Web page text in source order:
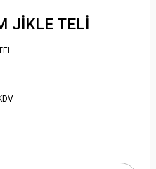
JİKLE TELİ